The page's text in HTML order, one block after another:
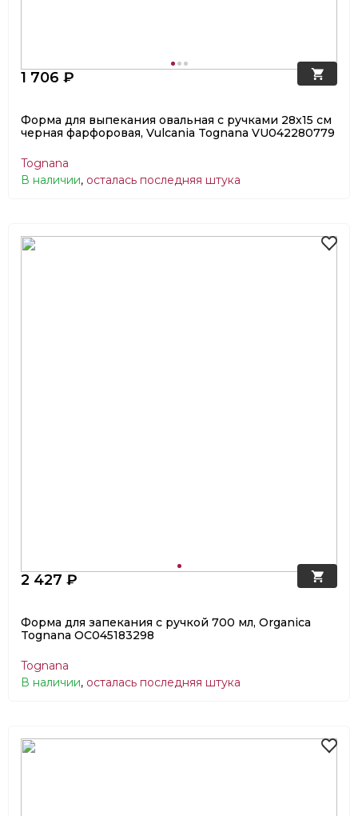
1 706 ₽
Форма для выпекания овальная с ручками 28x15 см
черная фарфоровая, Vulcania Tognana VU042280779
Tognana
В наличии, осталась последняя штука
2 427 ₽
Форма для запекания с ручкой 700 мл, Organica
Tognana OC045183298
Tognana
В наличии, осталась последняя штука